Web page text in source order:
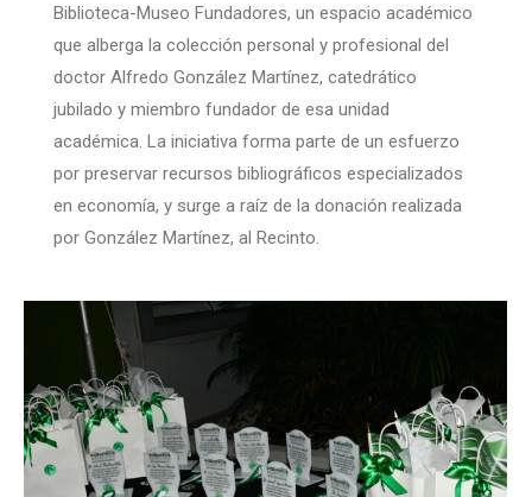
Biblioteca-Museo Fundadores, un espacio académico
que alberga la colección personal y profesional del
doctor Alfredo González Martínez, catedrático
jubilado y miembro fundador de esa unidad
académica. La iniciativa forma parte de un esfuerzo
por preservar recursos bibliográficos especializados
en economía, y surge a raíz de la donación realizada
por González Martínez, al Recinto.